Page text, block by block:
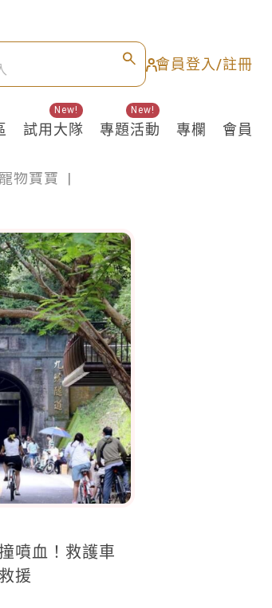
會員登入/註冊
試用大隊
New!
專題活動
New!
專欄 會員
寵物寶寶 |
噴血！救護車
援